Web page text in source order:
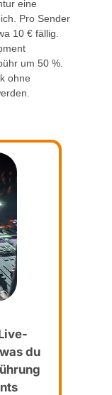
eine
Pro Sender
10 € fällig.
um 50 %.
ohne
du